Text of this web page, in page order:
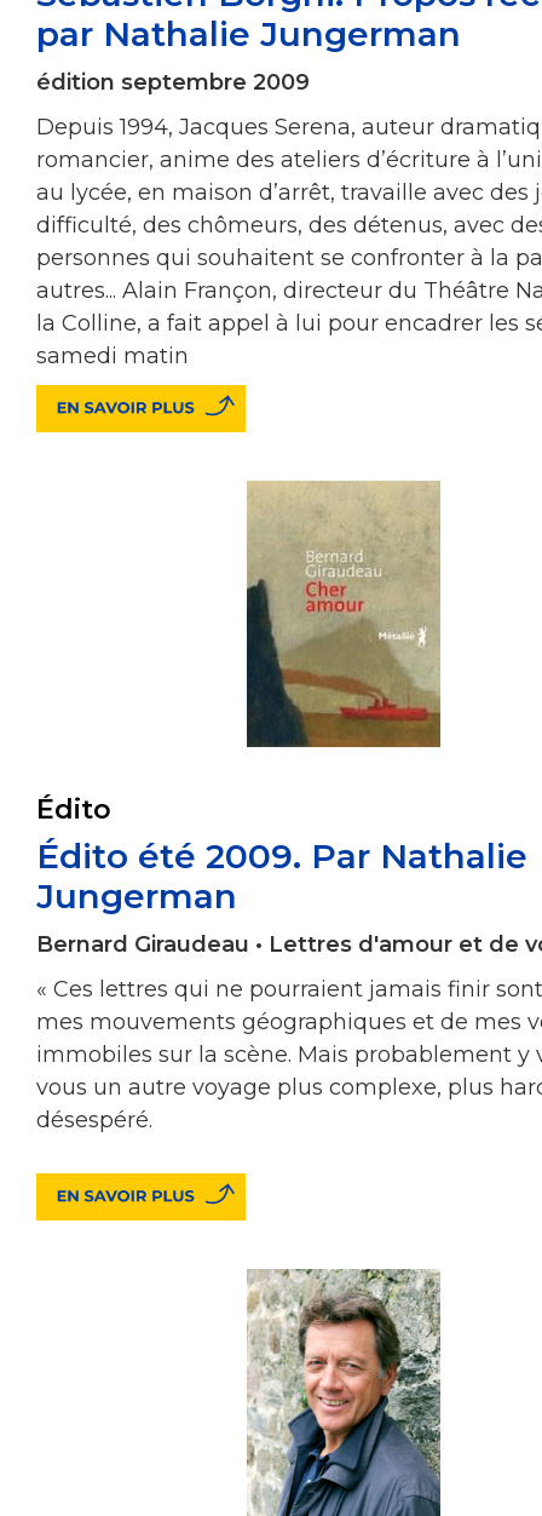
par Nathalie Jungerman
édition septembre 2009
Depuis 1994, Jacques Serena, auteur
romancier, anime des ateliers d’écriture à
au lycée, en maison d’arrêt, travaille avec des
difficulté, des chômeurs, des détenus, avec
personnes qui souhaitent se confronter à la
autres... Alain Françon, directeur du Théâtre
la Colline, a fait appel à lui pour encadrer les
samedi matin
Édito
Édito été 2009. Par Nathalie
Jungerman
Bernard Giraudeau • Lettres d'amour et de
« Ces lettres qui ne pourraient jamais finir
mes mouvements géographiques et de mes
immobiles sur la scène. Mais probablement y
vous un autre voyage plus complexe, plus
désespéré.